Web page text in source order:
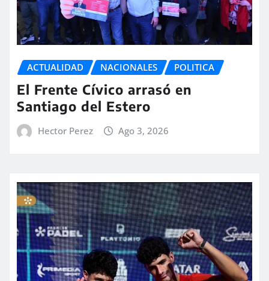
ACTUALIDAD NACIONALES POLITICA
El Frente Cívico arrasó en
Santiago del Estero
Hector Perez Ago 3, 2026